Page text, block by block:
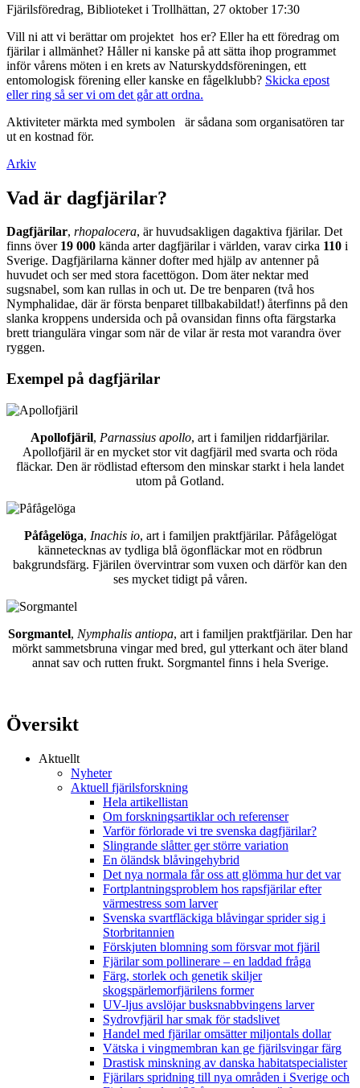
Fjärilsföredrag, Biblioteket i Trollhättan, 27 oktober 17:30
Vill ni att vi berättar om projektet hos er? Eller ha ett föredrag om
fjärilar i allmänhet? Håller ni kanske på att sätta ihop programmet
inför vårens möten i en krets av Naturskyddsföreningen, ett
entomologisk förening eller kanske en fågelklubb? Skicka epost
eller ring så ser vi om det går att ordna.
Aktiviteter märkta med symbolen
är sådana som organisatören tar
ut en kostnad för.
Arkiv
Vad är dagfjärilar?
Dagfjärilar, rhopalocera, är huvudsakligen dagaktiva fjärilar. Det
finns över 19 000 kända arter dagfjärilar i världen, varav cirka 110 i
Sverige. Dagfjärilarna känner dofter med hjälp av antenner på
huvudet och ser med stora facettögon. Dom äter nektar med
sugsnabel, som kan rullas in och ut. De tre benparen (två hos
Nymphalidae, där är första benparet tillbakabildat!) återfinns på den
slanka kroppens undersida och på ovansidan finns ofta färgstarka
brett triangulära vingar som när de vilar är resta mot varandra över
ryggen.
Exempel på dagfjärilar
Apollofjäril, Parnassius apollo, art i familjen riddarfjärilar.
Apollofjäril är en mycket stor vit dagfjäril med svarta och röda
fläckar. Den är rödlistad eftersom den minskar starkt i hela landet
utom på Gotland.
Påfågelöga, Inachis io, art i familjen praktfjärilar. Påfågelögat
kännetecknas av tydliga blå ögonfläckar mot en rödbrun
bakgrundsfärg. Fjärilen övervintrar som vuxen och därför kan den
ses mycket tidigt på våren.
Sorgmantel, Nymphalis antiopa, art i familjen praktfjärilar. Den har
mörkt sammetsbruna vingar med bred, gul ytterkant och äter bland
annat sav och rutten frukt. Sorgmantel finns i hela Sverige.
Översikt
Aktuellt
Nyheter
Aktuell fjärilsforskning
Hela artikellistan
Om forskningsartiklar och referenser
Varför förlorade vi tre svenska dagfjärilar?
Slingrande slåtter ger större variation
En öländsk blåvingehybrid
Det nya normala får oss att glömma hur det var
Fortplantningsproblem hos rapsfjärilar efter
värmestress som larver
Svenska svartfläckiga blåvingar sprider sig i
Storbritannien
Förskjuten blomning som försvar mot fjäril
Fjärilar som pollinerare – en laddad fråga
Färg, storlek och genetik skiljer
skogspärlemorfjärilens former
UV-ljus avslöjar busksnabbvingens larver
Sydrovfjäril har smak för stadslivet
Handel med fjärilar omsätter miljontals dollar
Vätska i vingmembran kan ge fjärilsvingar färg
Drastisk minskning av danska habitatspecialister
Fjärilars spridning till nya områden i Sverige och